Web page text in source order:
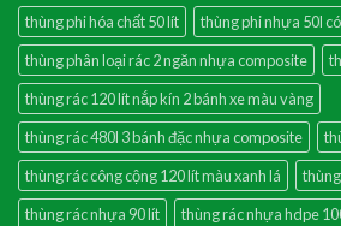
thùng phi hóa chất 50 lít
thùng phi nhựa 50l
thùng phân loại rác 2 ngăn nhựa composite
thùng rác 120 lít nắp kín 2 bánh xe màu vàng
thùng rác 480l 3 bánh đặc nhựa composite
thùng rác công cộng 120 lít màu xanh lá
thùng rác nhựa 90 lít
thùng rác nhựa hdpe